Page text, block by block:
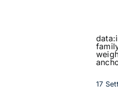
17